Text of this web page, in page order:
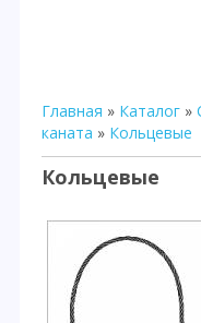
Главная » Каталог »
каната » Кольцевые
Кольцевые